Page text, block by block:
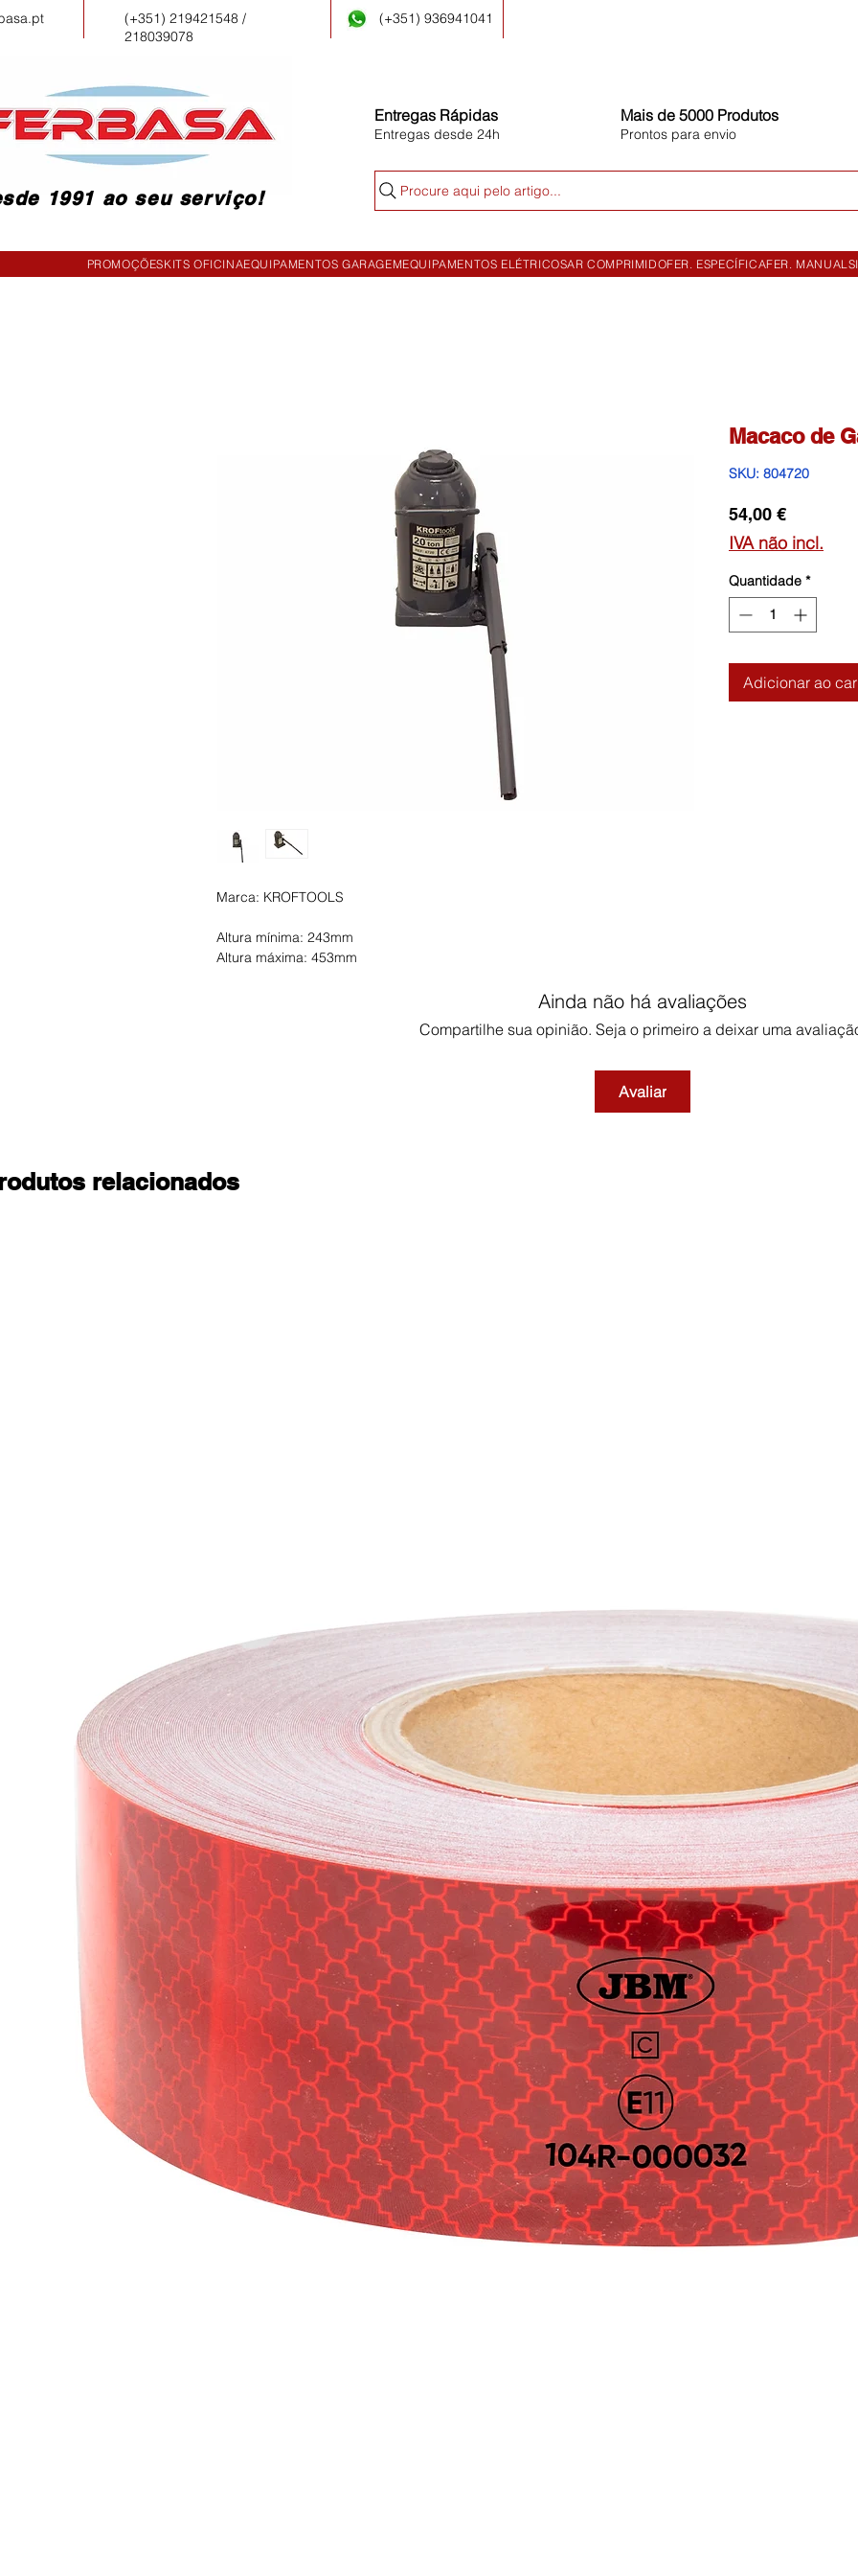
(+351) 219421548 /
218039078
(+351) 936941041
1991 ao seu serviço!
Entregas Rápidas
Entregas desde 24h
Mais de 5000 Produtos
Prontos para envio
Procure aqui pelo artigo...
PROMOÇÕESKITS OFICINAEQUIPAMENTOS GARAGEMEQUIPAMENTOS ELÉTRICOSAR COMPRIMIDOFER. ESPECÍFICAFER. MANUAL
Marca: KROFTOOLS
Altura mínima: 243mm
Altura máxima: 453mm
Macaco de
SKU: 804720
54,00 €Preço
IVA não incl.
Quantidade *
Adicionar ao
Ainda não há avaliações
Compartilhe sua opinião. Seja o primeiro a deixar uma
Avaliar
relacionados